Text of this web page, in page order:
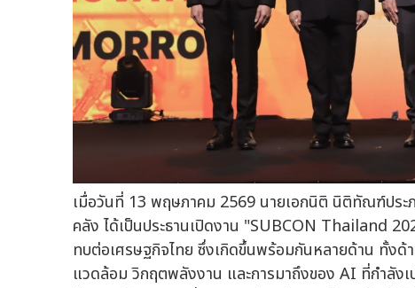
เมื่อวันที่ 13 พฤษภาคม 2569 นายเอกนิติ นิติทัณฑ์ประ
คลัง ได้เป็นประธานเปิดงาน "SUBCON Thailand
ทบต่อเศรษฐกิจไทย ซึ่งเกิดขึ้นพร้อมกันหลายด้าน ทั้ง
แวดล้อม วิกฤตพลังงาน และการมาถึงของ AI ที่กำลัง